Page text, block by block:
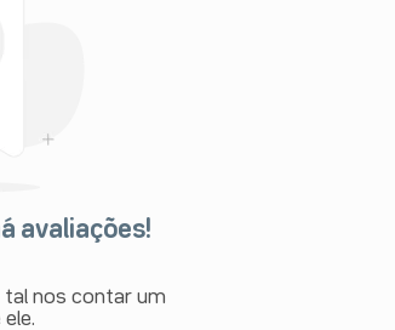
avaliações!
tal nos contar um